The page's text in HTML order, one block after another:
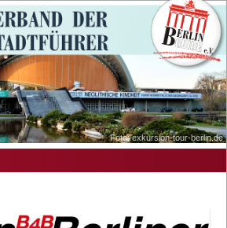
Foto: exkursion-tour-berlin.de